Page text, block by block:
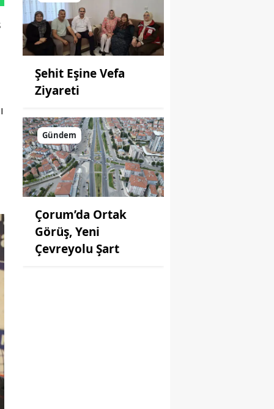
Şehit Eşine Vefa
Ziyareti
Gündem
Çorum’da Ortak
Görüş, Yeni
Çevreyolu Şart